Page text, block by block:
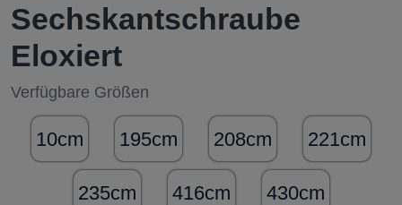
Sechskantschraube
Eloxiert
Verfügbare Größen
10cm 195cm 208cm 221cm
235cm 416cm 430cm